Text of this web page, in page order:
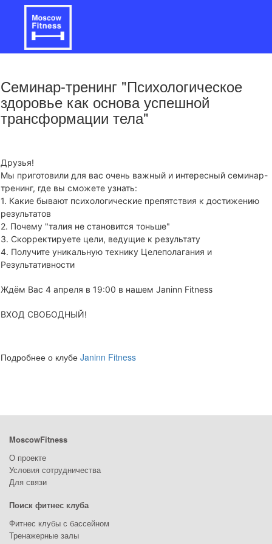
Семинар-тренинг "Психологическое
здоровье как основа успешной
трансформации тела"
Друзья!
Мы приготовили для вас очень важный и интересный семинар-
тренинг, где вы сможете узнать:
1. Какие бывают психологические препятствия к достижению
результатов
2. Почему "талия не становится тоньше"
3. Скорректируете цели, ведущие к результату
4. Получите уникальную технику Целеполагания и
Результативности
Ждём Вас 4 апреля в 19:00 в нашем Janinn Fitness
ВХОД СВОБОДНЫЙ!
Подробнее о клубе Janinn Fitness
MoscowFitness
О проекте
Условия сотрудничества
Для связи
Поиск фитнес клуба
Фитнес клубы с бассейном
Тренажерные залы